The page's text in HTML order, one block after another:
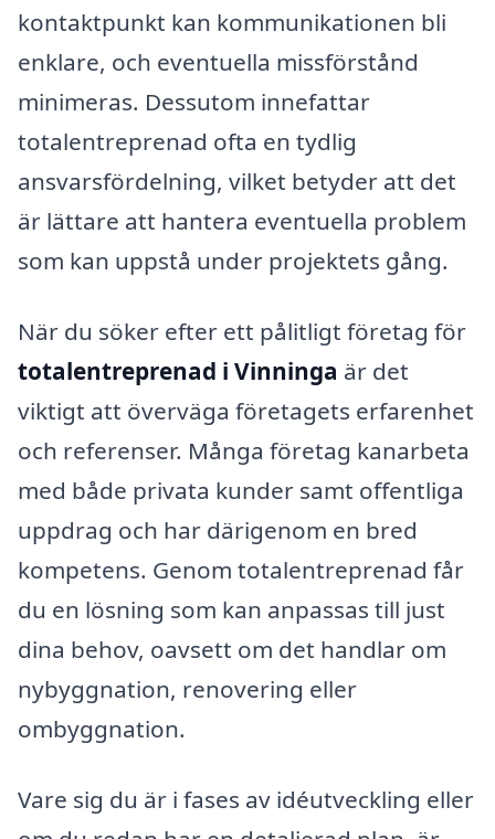
kontaktpunkt kan kommunikationen bli
enklare, och eventuella missförstånd
minimeras. Dessutom innefattar
totalentreprenad ofta en tydlig
ansvarsfördelning, vilket betyder att det
är lättare att hantera eventuella problem
som kan uppstå under projektets gång.
När du söker efter ett pålitligt företag för
totalentreprenad i Vinninga är det
viktigt att överväga företagets erfarenhet
och referenser. Många företag kanarbeta
med både privata kunder samt offentliga
uppdrag och har därigenom en bred
kompetens. Genom totalentreprenad får
du en lösning som kan anpassas till just
dina behov, oavsett om det handlar om
nybyggnation, renovering eller
ombyggnation.
Vare sig du är i fases av idéutveckling eller